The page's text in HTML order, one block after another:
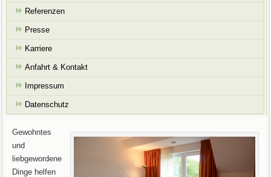
Referenzen
Presse
Karriere
Anfahrt & Kontakt
Impressum
Datenschutz
Gewohntes
und
liebgewordene
Dinge helfen